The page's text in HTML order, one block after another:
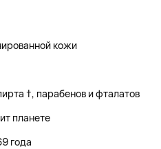
кожи
†, парабенов и фталатов
планете
года